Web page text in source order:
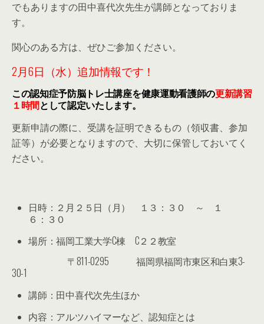
でもありますの田中喜代次先生が講師となっておりま
す。
関心のある方は、ぜひご参加ください。
2月6日（水）追加情報です！
この認知症予防脳トレ士講座を健康運動看護師の更新講習
１時間として認定いたします。
更新申請の際に、受講を証明できるもの（領収書、参加
証等）が必要となりますので、大切に保管しておいてく
ださい。
日時：２月２５日（月） １３：３０ ～ １
６：３０
場所：福岡工業大学C棟 C２２教室
〒811-0295 福岡県福岡市東区和白東3-
30-1
講師：田中喜代次先生ほか
内容：アルツハイマーなど、認知症とは